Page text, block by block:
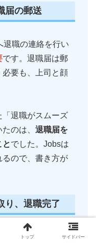
届の郵送
退職の連絡を行い
です。退職届は郵
要も、上司と顔
退職がスムーズ
のは、 退職届を
とでした。Jobsは
るので、書き方が
り、退職完了
必要な書類を受
トップ サイドバー